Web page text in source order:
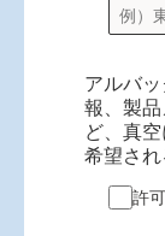
アルバ
報、製
ど、真
希望され
許